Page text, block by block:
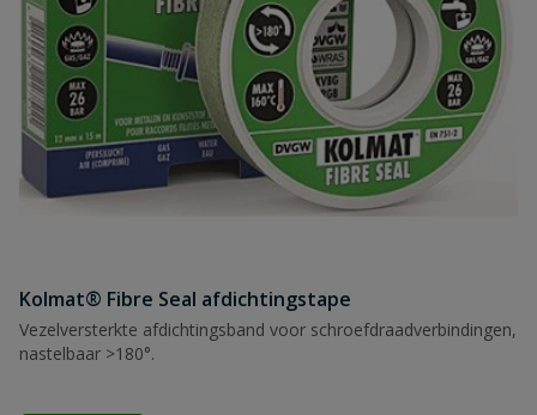
Kolmat® Fibre Seal afdichtingstape
Vezelversterkte afdichtingsband voor schroefdraadverbindingen,
nastelbaar >180°.